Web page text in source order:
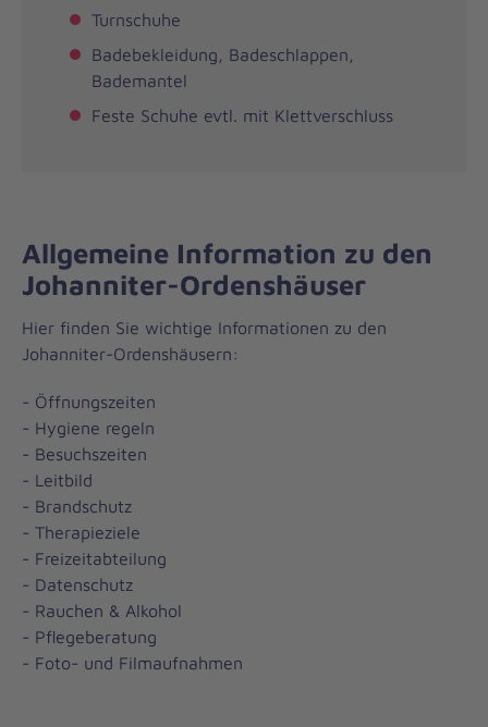
Turnschuhe
Badebekleidung, Badeschlappen,
Bademantel
Feste Schuhe evtl. mit Klettverschluss
Allgemeine Information zu den
Johanniter-Ordenshäuser
Hier finden Sie wichtige Informationen zu den
Johanniter-Ordenshäusern:
- Öffnungszeiten
- Hygiene regeln
- Besuchszeiten
- Leitbild
- Brandschutz
- Therapieziele
- Freizeitabteilung
- Datenschutz
- Rauchen & Alkohol
- Pflegeberatung
- Foto- und Filmaufnahmen